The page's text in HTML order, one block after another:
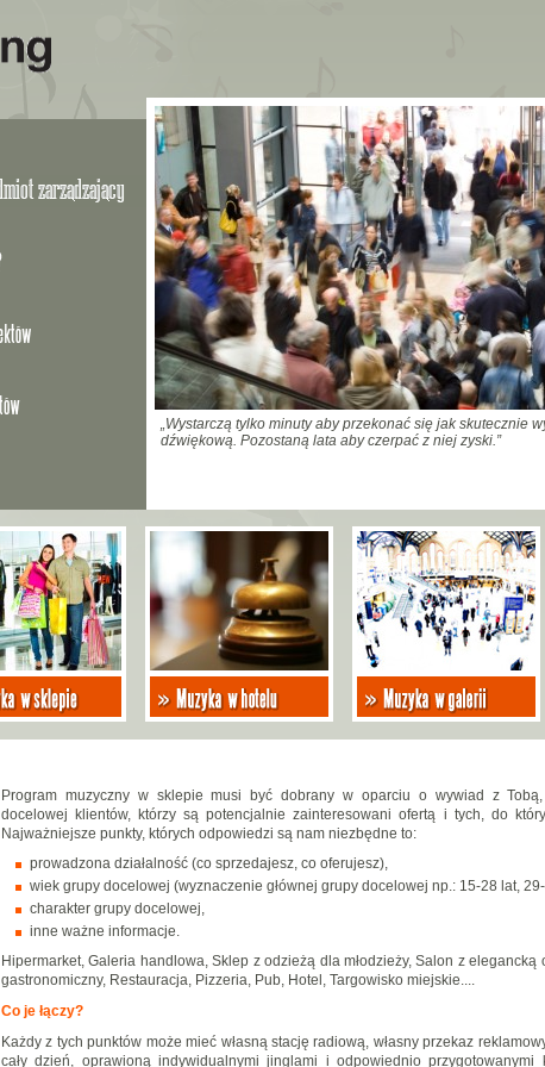
„Wystarczą tylko minuty aby przekonać się jak skutecznie
dźwiękową. Pozostaną lata aby czerpać z niej zyski.”
Program muzyczny w sklepie musi być dobrany w oparciu o wywiad z Tobą,
docelowej klientów, którzy są potencjalnie zainteresowani ofertą i tych, do
Najważniejsze punkty, których odpowiedzi są nam niezbędne to:
prowadzona działalność (co sprzedajesz, co oferujesz),
wiek grupy docelowej (wyznaczenie głównej grupy docelowej np.: 15-28 lat,
charakter grupy docelowej,
inne ważne informacje.
Hipermarket, Galeria handlowa, Sklep z odzieżą dla młodzieży, Salon z elegancką
gastronomiczny, Restauracja, Pizzeria, Pub, Hotel, Targowisko miejskie....
Co je łączy?
Każdy z tych punktów może mieć własną stację radiową, własny przekaz
cały dzień, oprawioną indywidualnymi jinglami i odpowiednio przygotowanymi